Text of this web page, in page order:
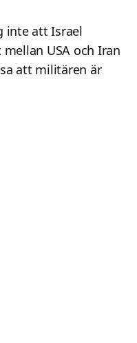
inte att Israel
USA och Iran
att militären är